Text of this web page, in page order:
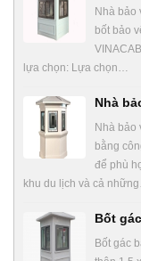
Nhà bảo
bốt bảo
lựa chọn: Lựa chọn…
Nhà
Nhà bảo
bằng
để phù
khu du lịch và cả
Bốt
Bốt gác